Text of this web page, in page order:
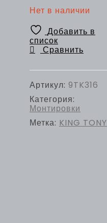
Нет в наличии
Добавить в
список
Сравнить
Артикул: 9TK316
Категория:
Монтировки
Метка: KING TONY